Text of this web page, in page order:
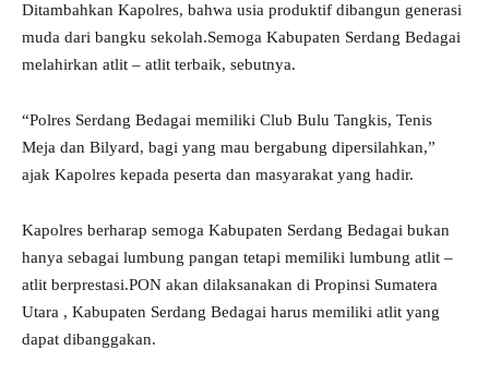
Ditambahkan Kapolres, bahwa usia produktif dibangun generasi
muda dari bangku sekolah.Semoga Kabupaten Serdang Bedagai
melahirkan atlit – atlit terbaik, sebutnya.
“Polres Serdang Bedagai memiliki Club Bulu Tangkis, Tenis
Meja dan Bilyard, bagi yang mau bergabung dipersilahkan,”
ajak Kapolres kepada peserta dan masyarakat yang hadir.
Kapolres berharap semoga Kabupaten Serdang Bedagai bukan
hanya sebagai lumbung pangan tetapi memiliki lumbung atlit –
atlit berprestasi.PON akan dilaksanakan di Propinsi Sumatera
Utara , Kabupaten Serdang Bedagai harus memiliki atlit yang
dapat dibanggakan.